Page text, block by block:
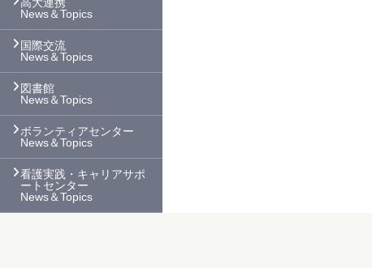
News＆Topics
国際交流
News＆Topics
図書館
News＆Topics
ボランティアセンター
News＆Topics
看護実践・キャリアサポ
ートセンター
News＆Topics